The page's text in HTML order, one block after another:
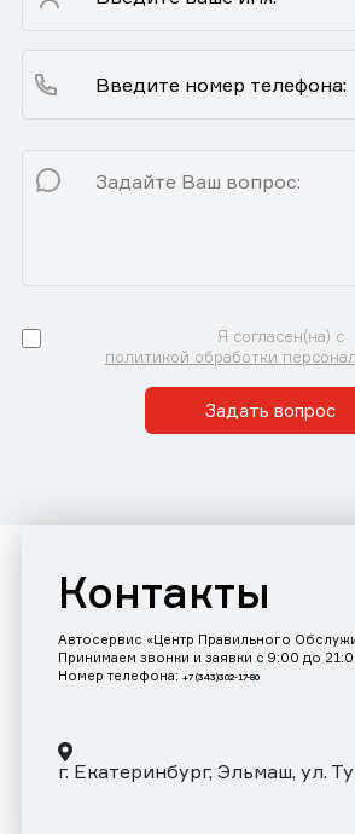
Я согласен(на) с
политикой обработки
Задать вопрос
Контакты
Автосервис «Центр Правильного
Принимаем звонки и заявки с 9:00 до
Номер телефона: +7 (343)302-17-80
г. Екатеринбург, Эльмаш, ул.